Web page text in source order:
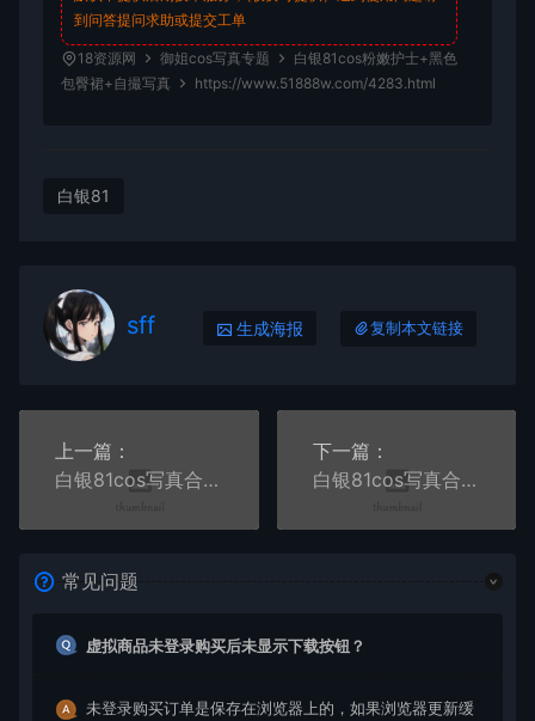
到问答提问求助或提交工单
18资源网 御姐cos写真专题
白银81cos粉嫩护士+黑色
包臀裙+自撮写真
https://www.51888w.com/4283.html
白银81
sff 生成海报 复制本文链接
上一篇：
白银81cos写真合集七
下一篇：
白银81cos写真合集八
常见问题
虚拟商品未登录购买后未显示下载按钮？
未登录购买订单是保存在浏览器上的，如果浏览器更新缓